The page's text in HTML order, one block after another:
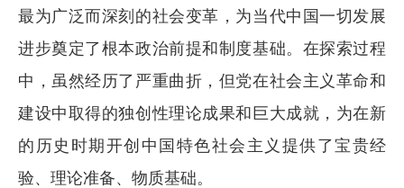
最为广泛而深刻的社会变革，为当代中国一切发展
进步奠定了根本政治前提和制度基础。在探索过程
中，虽然经历了严重曲折，但党在社会主义革命和
建设中取得的独创性理论成果和巨大成就，为在新
的历史时期开创中国特色社会主义提供了宝贵经
验、理论准备、物质基础。